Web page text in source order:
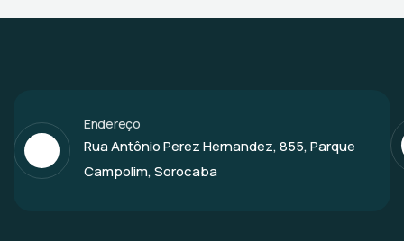
Endereço
Rua Antônio Perez Hernandez, 855, Parque
Campolim, Sorocaba